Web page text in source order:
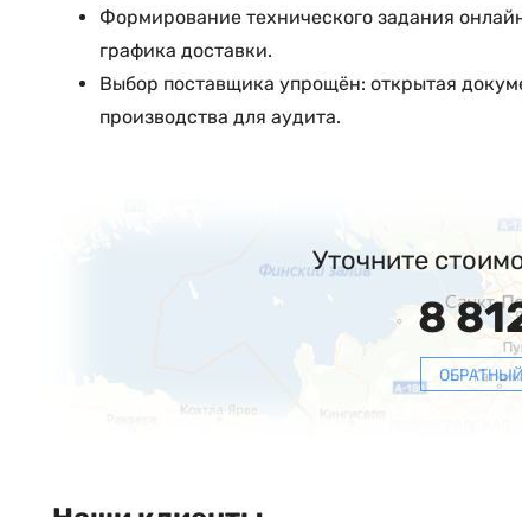
Формирование технического задания
графика доставки.
Выбор поставщика упрощён: открытая
производства для аудита.
Уточните
8